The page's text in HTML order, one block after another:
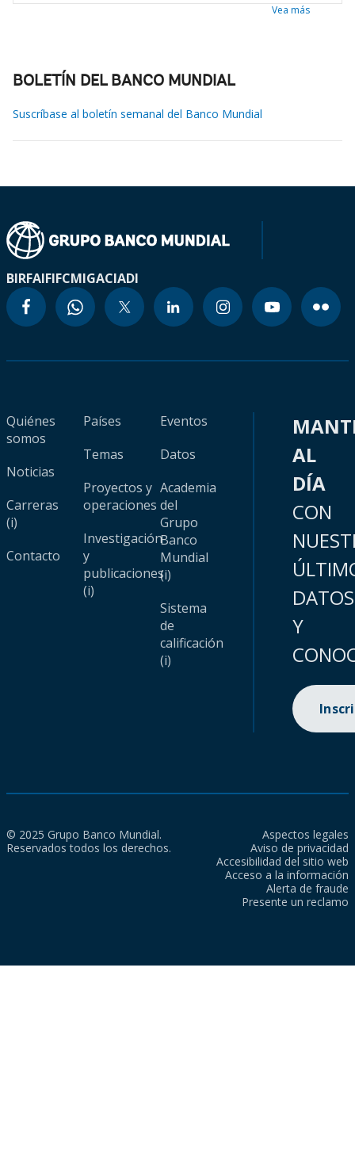
Vea más
BOLETÍN DEL BANCO MUNDIAL
Suscríbase al boletín semanal del Banco Mundial
BIRFAIFIFCMIGACIADI
Quiénes
somos
Noticias
Carreras
(i)
Contacto
Países
Temas
Proyectos y
operaciones
Investigación
y
publicaciones
(i)
Eventos
Datos
Academia
del
Grupo
Banco
Mundial
(i)
Sistema
de
calificación
(i)
AL
DÍA
CON
DATOS
Y
© 2025 Grupo Banco Mundial.
Reservados todos los derechos.
Aspectos legales
Aviso de privacidad
Accesibilidad del sitio web
Acceso a la información
Alerta de fraude
Presente un reclamo